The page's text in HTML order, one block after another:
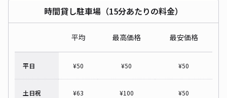
時間貸し駐車場（15分あたりの料金）
平均 最高価格 最安価格
平日 ¥50 ¥50 ¥50
土日祝 ¥63 ¥100 ¥50